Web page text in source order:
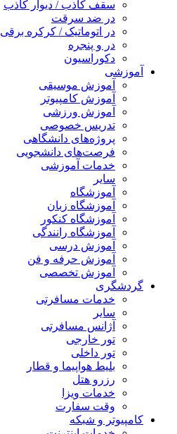
سقف کاذب / دیوار کاذب
در ضد سرقت
در اتوماتیک / کرکره برقی
در و پنجره
دکوراسیون
آموزشی
آموزش موسیقی
آموزش کامپیوتر
آموزش ورزشی
تدریس خصوصی
پروژه‌های دانشگاهی
فرصت‌های دانشجویی
خدمات آموزشی
سایر
آموزشگاه
آموزشگاه زبان
آموزشگاه کنکور
آموزشگاه رانندگی
آموزش درسی
آموزش حرفه و فن
آموزش تخصصی
گردشگری
خدمات مسافرتی
سایر
آژانس مسافرتی
تور خارجی
تور داخلی
بلیط هواپیما و قطار
رزرو هتل
خدمات ویزا
وقت سفارت
کامپیوتر و شبکه